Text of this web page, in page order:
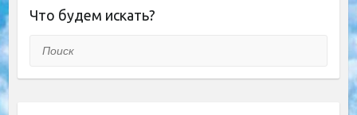
Что будем искать?
Поиск